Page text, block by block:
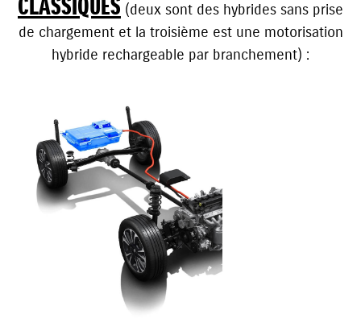
CLASSIQUES (deux sont des hybrides sans prise
de chargement et la troisième est une motorisation
hybride rechargeable par branchement) :